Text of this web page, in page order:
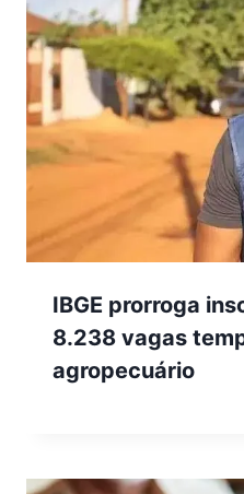
IBGE prorroga
8.238 vagas
agropecuário